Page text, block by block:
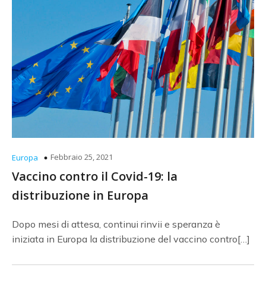
Europa Febbraio 25, 2021
Vaccino contro il Covid-19: la
distribuzione in Europa
Dopo mesi di attesa, continui rinvii e speranza è
iniziata in Europa la distribuzione del vaccino contro[…]